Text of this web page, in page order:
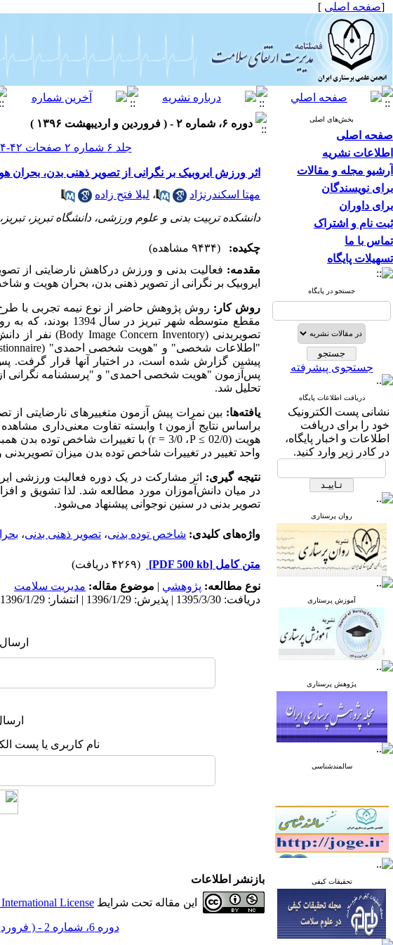
[صفحه اصلی ]
بخش‌های اصلی
صفحه اصلی
اطلاعات نشریه
آرشیو مجله و مقالات
برای نویسندگان
برای داوران
ثبت نام و اشتراک
تماس با ما
تسهیلات پایگاه
جستجو در پایگاه
جستجوی پیشرفته
دریافت اطلاعات پایگاه
نشانی پست الکترونیک
خود را برای دریافت
اطلاعات و اخبار پایگاه،
در کادر زیر وارد کنید.
روان پرستاری
آموزش پرستاری
پژوهش پرستاری
سالمندشناسی
تحقیقات کیفی
دوره ۶، شماره ۲ - ( فروردین و اردیبهشت ۱۳۹۶ )
جلد ۶ شماره ۲ صفحات ۴۲-۳۴
اثر ورزش ایروبیک بر نگرانی از تصویر ذهنی بدن،
مهتا اسکندرنژاد
، لیلا فتح زاده
دانشکده تربیت بدنی و علوم ورزشی، دانشگاه تبریز،
چکیده:
(۹۴۳۴ مشاهده)
مقدمه: فعالیت بدنی و ورزش درکاهش نارضایتی از
ایروبیک بر نگرانی از تصویر ذهنی بدن، بحران هویت و
روش کار : روش پژوهش حاضر از نوع نیمه تجربی با
مقطع متوسطه شهر
تصویربدنی (Body Image Concern Inventory) نفر از
"اطلاعات شخصی" و "هویت شخصی احمدی" (
پیشین گزارش شده است، در اختیار آنها قرار گرفت.
تحلیل شد.
یافته‌ها: بین نمرات پیش آزمون متغییرهای نارضایتی از
براساس نتایج آزمونt وابسته تفاوت معنی‌داری مشاهده شد
هویت (02/0 ≥
P، 3/0 = r
واحد تغییر در تغییرات شاخص توده بدن میزان تصویربدنی و بحران هویت هر
نتیجه گیری: اثر مشارکت در یک دوره فعالیت ورزشی
در میان دانش‌آموزان مورد مطالعه شد. لذا تشویق و
تصویر بدنی در سنین نوجوانی پیشنهاد می‌شود.
واژه‌های کلیدی: شاخص توده بدنی، تصویر ذهنی بدنی،
متن کامل [PDF 500 kb]
(۴۲۶۹ دریافت)
نوع مطالعه: پژوهشي | موضوع مقاله: مدیریت سلامت
دریافت: 1395/3/30 | پذیرش: 1396/1/29 | انتشار: 1396/1/29
نام کاربری یا پست
بازنشر اطلاعات
این مقاله تحت شرایط License
دوره 6، شماره 2 - ( فروردین و اردیبهشت 1396 )